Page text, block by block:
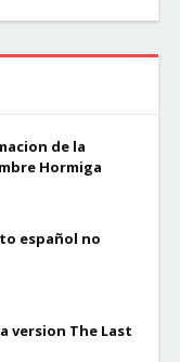
de la
Hormiga
español no
version The Last